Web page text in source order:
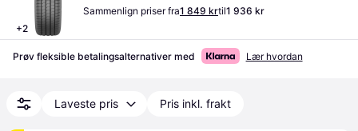
+2
Sammenlign priser fra1 849 krtil1 936 kr
Prøv fleksible betalingsalternativer med Lær hvordan
Laveste pris Pris inkl. frakt